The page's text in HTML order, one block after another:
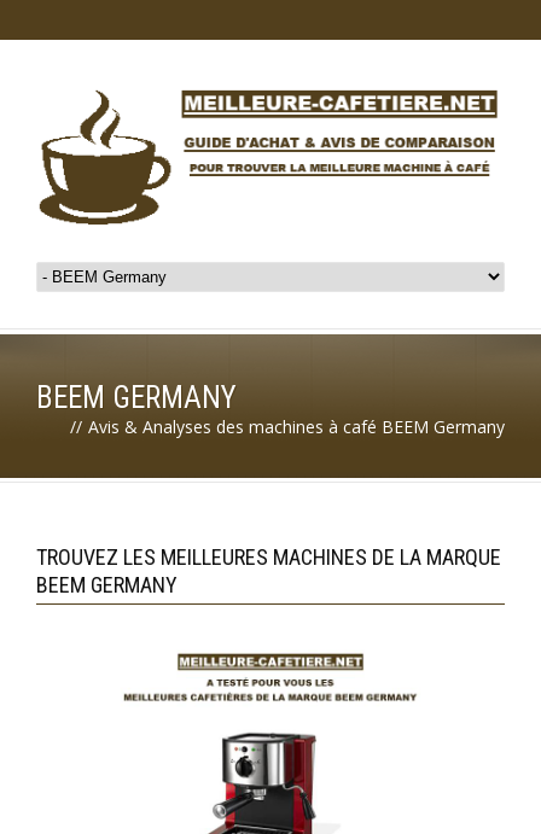
BEEM GERMANY
// Avis & Analyses des machines à café BEEM Germany
TROUVEZ LES MEILLEURES MACHINES DE LA MARQUE
BEEM GERMANY